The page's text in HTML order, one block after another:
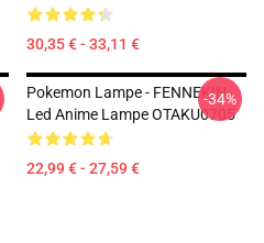
30,35 € - 33,11 €
Pokemon Lampe - FENNEKIN
Led Anime Lampe OTAKU0705
22,99 € - 27,59 €
-34%